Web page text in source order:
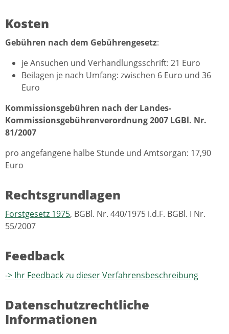
Kosten
Gebühren nach dem Gebührengesetz:
je Ansuchen und Verhandlungsschrift: 21 Euro
Beilagen je nach Umfang: zwischen 6 Euro und 36
Euro
Kommissionsgebühren nach der Landes-
Kommissionsgebührenverordnung 2007 LGBl. Nr.
81/2007
pro angefangene halbe Stunde und Amtsorgan: 17,90
Euro
Rechtsgrundlagen
Forstgesetz 1975, BGBl. Nr. 440/1975 i.d.F. BGBl. I Nr.
55/2007
Feedback
-> Ihr Feedback zu dieser Verfahrensbeschreibung
Datenschutzrechtliche
Informationen